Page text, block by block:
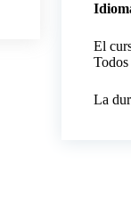
El
La